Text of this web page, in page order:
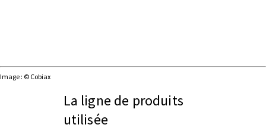
Image : © Cobiax
La ligne de produits
utilisée